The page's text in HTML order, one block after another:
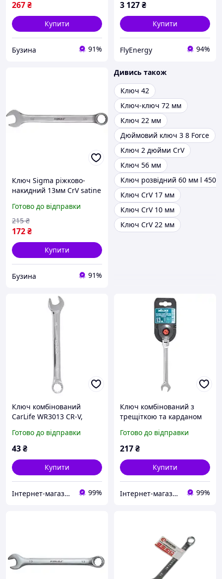
267₴
Купити
Бузина 91%
3 127₴
Купити
FlyEnergy 94%
Ключ Sigma ріжково-
накидний 13мм CrV satine
Готово до відправки
172₴
215 ₴
Купити
Бузина 91%
Дивись також
Ключ 42
Ключ-ключ 72 мм
Ключ 22 мм
Дюймовий ключ 3 8 Force
Ключ 2 дюйми CrV
Ключ 56 мм
Ключ розвідний 60 мм l 450
Ключ CrV 17 мм
Ключ CrV 10 мм
Ключ CrV 22 мм
Ключ комбінований
CarLife WR3013 CR-V,
Готово до відправки
43₴
Купити
Інтернет-магазин "Запчастини до авто і не тільки" 99%
Ключ комбінований з
трещіткою та карданом
13мм
Готово до відправки
217₴
Купити
Інтернет-магазин "Запчастини до авто і не тільки" 99%